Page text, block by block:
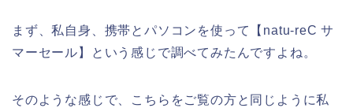
まず、私自身、携帯とパソコンを使って【natu-reC サ
マーセール】という感じで調べてみたんですよね。
そのような感じで、こちらをご覧の方と同じように私